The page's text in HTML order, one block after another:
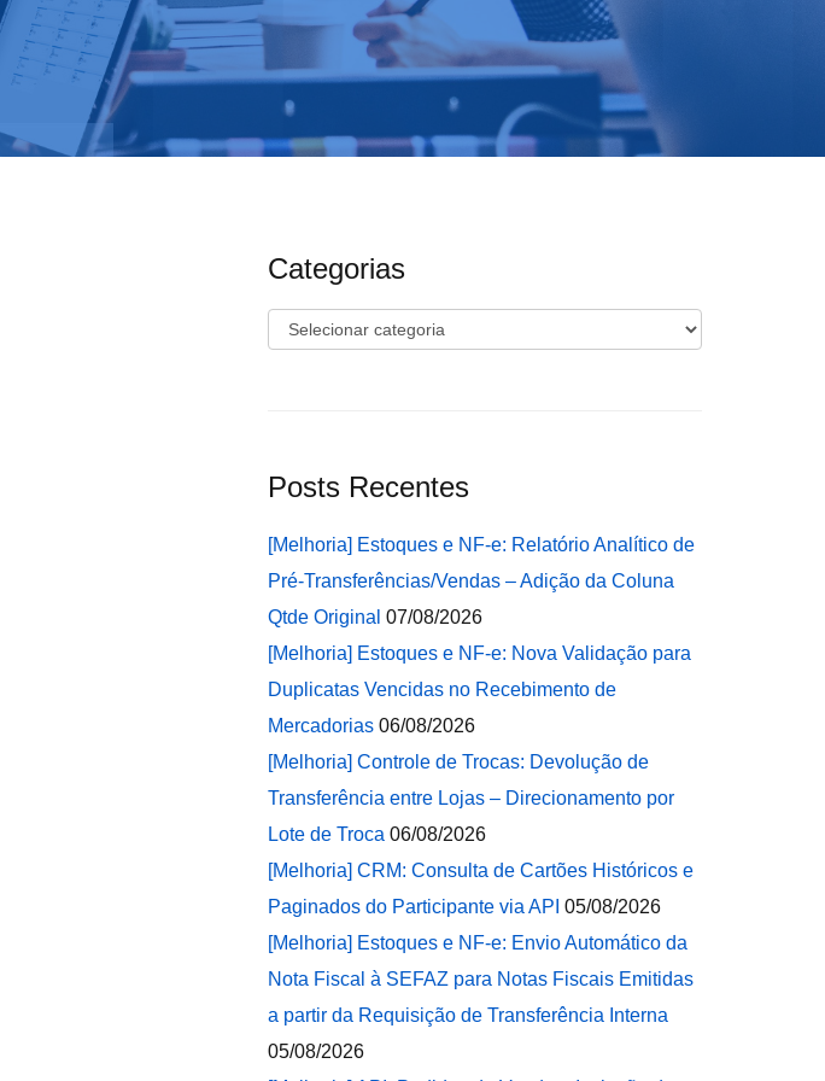
Categorias
Categorias
Posts Recentes
[Melhoria] Estoques e NF-e: Relatório Analítico de
Pré-Transferências/Vendas – Adição da Coluna
Qtde Original 07/08/2026
[Melhoria] Estoques e NF-e: Nova Validação para
Duplicatas Vencidas no Recebimento de
Mercadorias 06/08/2026
[Melhoria] Controle de Trocas: Devolução de
Transferência entre Lojas – Direcionamento por
Lote de Troca 06/08/2026
[Melhoria] CRM: Consulta de Cartões Históricos e
Paginados do Participante via API 05/08/2026
[Melhoria] Estoques e NF-e: Envio Automático da
Nota Fiscal à SEFAZ para Notas Fiscais Emitidas
a partir da Requisição de Transferência Interna
05/08/2026